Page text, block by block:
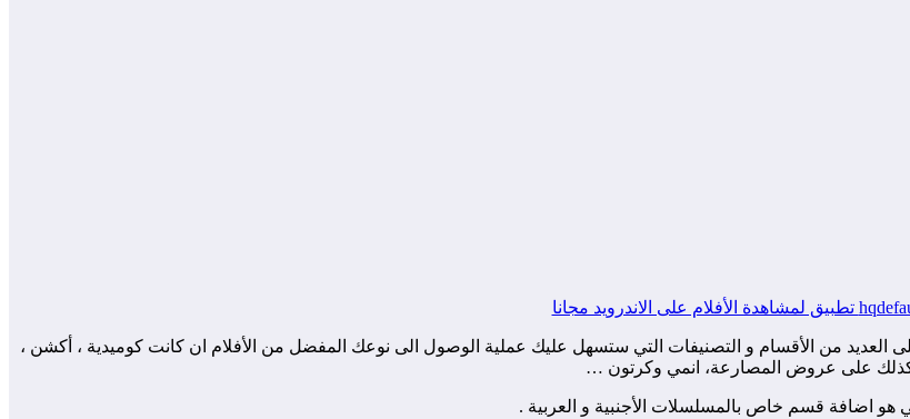
العديد من الأقسام و التصنيفات التي ستسهل عليك عملية الوصول الى نوعك المفضل من الأفلام ان كانت كوميدية ، أكشن ،
كذلك على عروض المصارعة، انمي وكرتون …
اضافة قسم خاص بالمسلسلات الأجنبية و العربية .